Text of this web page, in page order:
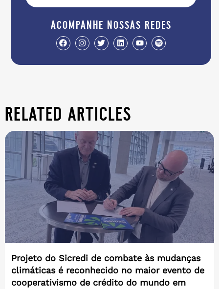
acompanhe nossas redes
related articles
Projeto do Sicredi de combate às mudanças
climáticas é reconhecido no maior evento de
cooperativismo de crédito do mundo em